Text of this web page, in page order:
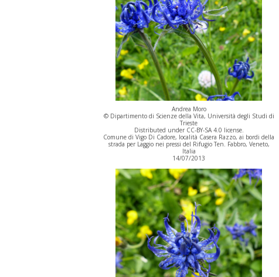
Andrea Moro
© Dipartimento di Scienze della Vita, Università degli Studi di
Trieste
Distributed under CC-BY-SA 4.0 license.
Comune di Vigo Di Cadore, località Casera Razzo, ai bordi della
strada per Laggio nei pressi del Rifugio Ten. Fabbro, Veneto,
Italia
14/07/2013